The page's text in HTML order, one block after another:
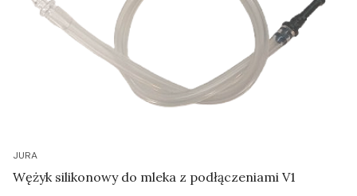
JURA
Wężyk silikonowy do mleka z podłączeniami V1